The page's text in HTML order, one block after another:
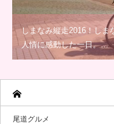
しまなみ縦走2016！しま
人情に感動した一日。…
尾道グルメ